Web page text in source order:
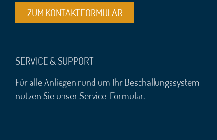
ZUM KONTAKTFORMULAR
SERVICE & SUPPORT
Für alle Anliegen rund um Ihr Beschallungssystem
nutzen Sie unser Service-Formular.